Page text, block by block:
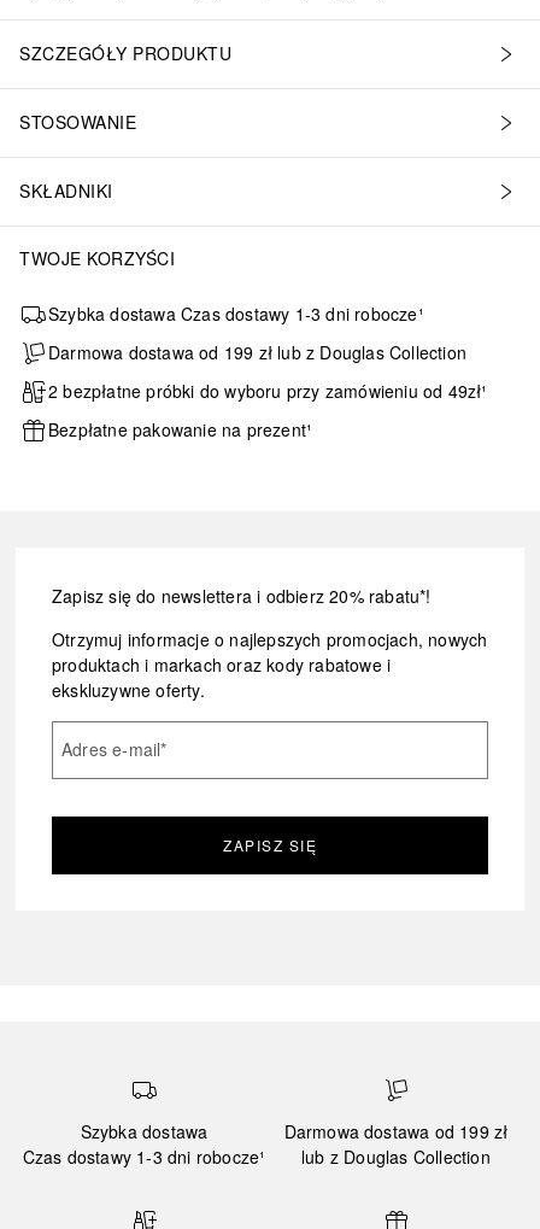
SZCZEGÓŁY PRODUKTU
STOSOWANIE
SKŁADNIKI
TWOJE KORZYŚCI
Szybka dostawa Czas dostawy 1-3 dni robocze¹
Darmowa dostawa od 199 zł lub z Douglas Collection
2 bezpłatne próbki do wyboru przy zamówieniu od 49zł¹
Bezpłatne pakowanie na prezent¹
Zapisz się do newslettera i odbierz 20% rabatu*!
Otrzymuj informacje o najlepszych promocjach, nowych
produktach i markach oraz kody rabatowe i
ekskluzywne oferty.
Adres e-mail*
ZAPISZ SIĘ
Szybka dostawa
Czas dostawy 1-3 dni robocze¹
Darmowa dostawa od 199 zł
lub z Douglas Collection